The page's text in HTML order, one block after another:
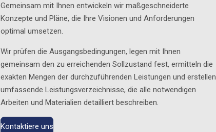
Gemeinsam mit Ihnen entwickeln wir maßgeschneiderte
Konzepte und Pläne, die Ihre Visionen und Anforderungen
optimal umsetzen.
Wir prüfen die Ausgangsbedingungen, legen mit Ihnen
gemeinsam den zu erreichenden Sollzustand fest, ermitteln die
exakten Mengen der durchzuführenden Leistungen und erstellen
umfassende Leistungsverzeichnisse, die alle notwendigen
Arbeiten und Materialien detailliert beschreiben
Kontaktiere uns